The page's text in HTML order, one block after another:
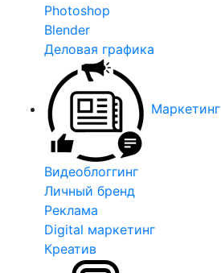
Photoshop
Blender
Деловая графика
Маркетинг
Видеоблоггинг
Личный бренд
Реклама
Digital маркетинг
Креатив